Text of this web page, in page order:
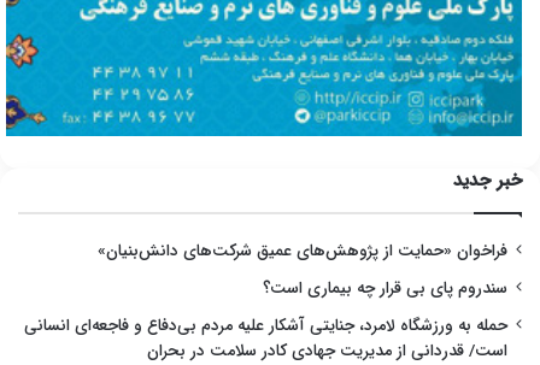
خبر جدید
فراخوان «حمایت از پژوهش‌های عمیق شرکت‌های دانش‌بنیان»
سندروم پای بی قرار چه بیماری است؟
حمله به ورزشگاه لامرد، جنایتی آشکار علیه مردم بی‌دفاع و فاجعه‌ای انسانی
است/ قدردانی از مدیریت جهادی کادر سلامت در بحران